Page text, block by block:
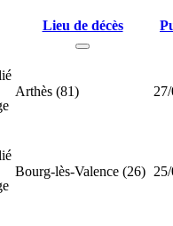
Lieu de décès
Arthès (81)
Bourg-lès-Valence (26)